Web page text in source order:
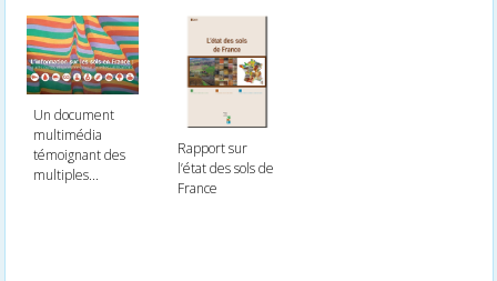
Un document
multimédia
témoignant des
multiples...
Rapport sur
l’état des sols de
France